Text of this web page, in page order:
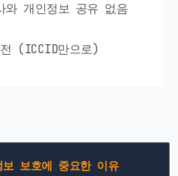
와 개인정보 공유 없음
(ICCID만으로)
보호에 중요한 이유